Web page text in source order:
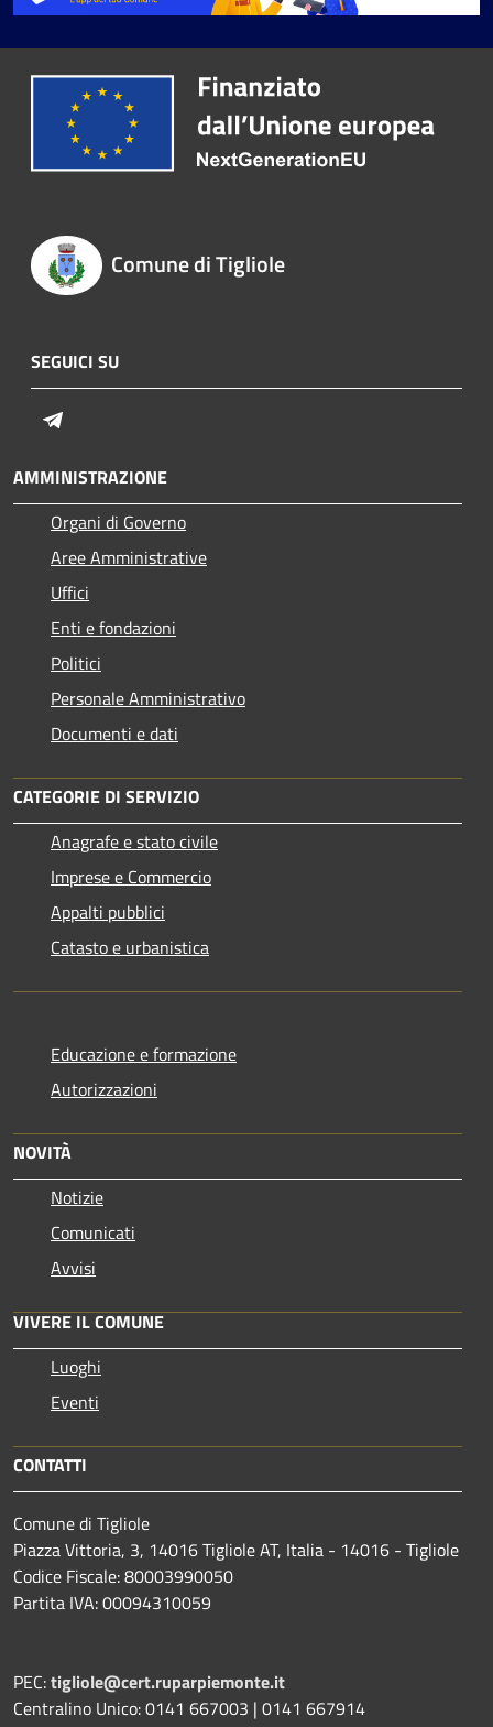
Comune di Tigliole
SEGUICI SU
AMMINISTRAZIONE
Organi di Governo
Aree Amministrative
Uffici
Enti e fondazioni
Politici
Personale Amministrativo
Documenti e dati
CATEGORIE DI SERVIZIO
Anagrafe e stato civile
Imprese e Commercio
Appalti pubblici
Catasto e urbanistica
Educazione e formazione
Autorizzazioni
NOVITÀ
Notizie
Comunicati
Avvisi
VIVERE IL COMUNE
Luoghi
Eventi
CONTATTI
Comune di Tigliole
Piazza Vittoria, 3, 14016 Tigliole AT, Italia - 14016 - Tigliole
Codice Fiscale: 80003990050
Partita IVA: 00094310059
PEC:tigliole@cert.ruparpiemonte.it
Centralino Unico: 0141 667003 | 0141 667914